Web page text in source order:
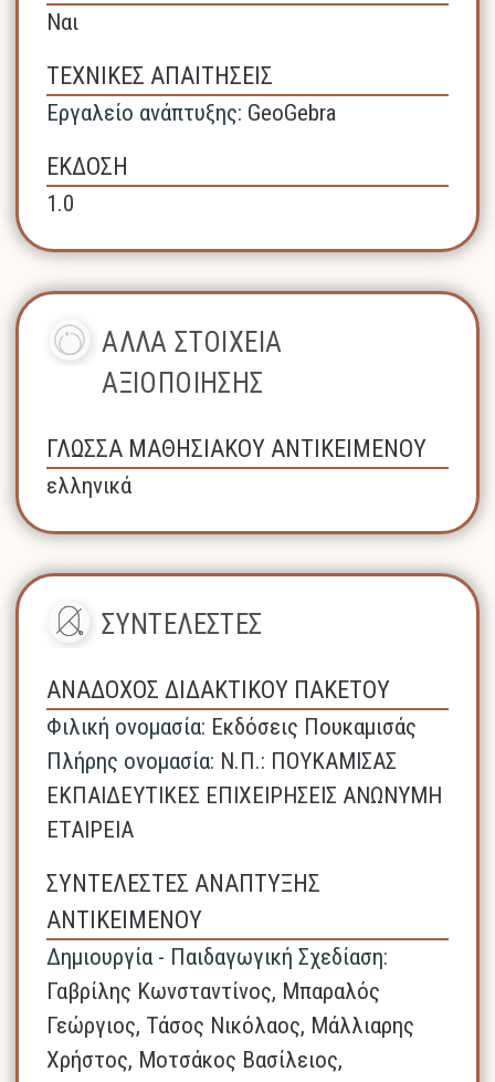
Ναι
ΤΕΧΝΙΚΕΣ ΑΠΑΙΤΗΣΕΙΣ
Εργαλείο ανάπτυξης: GeoGebra
ΕΚΔΟΣΗ
1.0
ΑΛΛΑ ΣΤΟΙΧΕΙΑ
ΑΞΙΟΠΟΙΗΣΗΣ
ΓΛΩΣΣΑ ΜΑΘΗΣΙΑΚΟΥ ΑΝΤΙΚΕΙΜΕΝΟΥ
ελληνικά
ΣΥΝΤΕΛΕΣΤΕΣ
ΑΝΑΔΟΧΟΣ ΔΙΔΑΚΤΙΚΟΥ ΠΑΚΕΤΟΥ
Φιλική ονομασία: Εκδόσεις Πουκαμισάς
Πλήρης ονομασία: N.Π.: ΠΟΥΚΑΜΙΣΑΣ
ΕΚΠΑΙΔΕΥΤΙΚΕΣ ΕΠΙΧΕΙΡΗΣΕΙΣ ΑΝΩΝΥΜΗ
ΕΤΑΙΡΕΙΑ
ΣΥΝΤΕΛΕΣΤΕΣ ΑΝΑΠΤΥΞΗΣ
ΑΝΤΙΚΕΙΜΕΝΟΥ
Δημιουργία - Παιδαγωγική Σχεδίαση:
Γαβρίλης Κωνσταντίνος, Μπαραλός
Γεώργιος, Τάσος Νικόλαος, Μάλλιαρης
Χρήστος, Μοτσάκος Βασίλειος,